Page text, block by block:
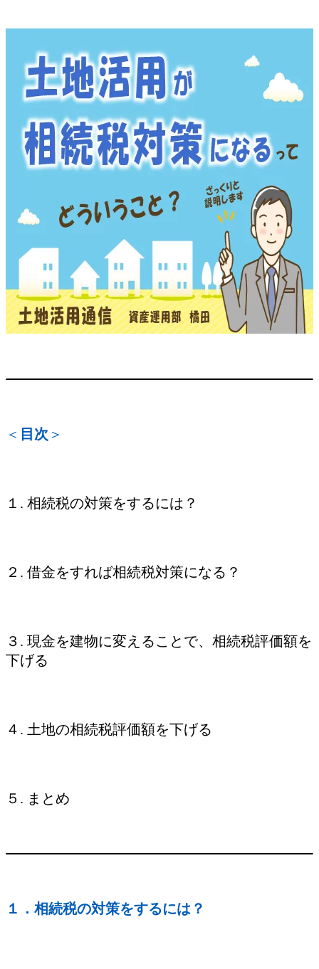
＜ 目次 ＞
１. 相続税の対策をするには？
２. 借金をすれば相続税対策になる？
３. 現金を建物に変えることで、相続税評価額を
下げる
４. 土地の相続税評価額を下げる
５. まとめ
１．相続税の対策をするには？